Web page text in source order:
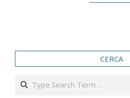
CERCA
Search